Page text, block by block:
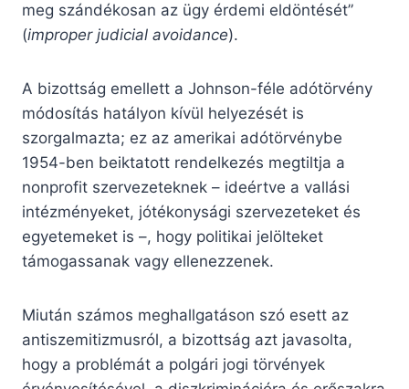
meg szándékosan az ügy érdemi eldöntését”
(improper judicial avoidance).
A bizottság emellett a Johnson-féle adótörvény
módosítás hatályon kívül helyezését is
szorgalmazta; ez az amerikai adótörvénybe
1954-ben beiktatott rendelkezés megtiltja a
nonprofit szervezeteknek – ideértve a vallási
intézményeket, jótékonysági szervezeteket és
egyetemeket is –, hogy politikai jelölteket
támogassanak vagy ellenezzenek.
Miután számos meghallgatáson szó esett az
antiszemitizmusról, a bizottság azt javasolta,
hogy a problémát a polgári jogi törvények